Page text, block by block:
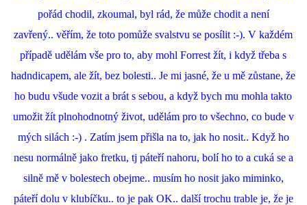
pořád chodil, zkoumal, byl rád, že může chodit a není
zavřený.. věřím, že toto pomůže svalstvu se posílit :-). V každém
případě udělám vše pro to, aby mohl Forrest žít, i když třeba s
hadndicapem, ale žít, bez bolesti.. Je mi jasné, že u mě zůstane, že
ho budu všude vozit a brát s sebou, a když bych mu mohla takto
umožit žít plnohodnotný život, udělám pro to všechno, co bude v
mých silách :-) . Zatím jsem přišla na to, jak ho nosit.. Když ho
nesu normálně jako fretku, tj páteří nahoru, bolí ho to a cuká se a
silně mě v bolestech obejme.. musím ho nosit jako miminko,
páteří dolu v klubíčku.. to je pak OK.. další trochu trable je, že je